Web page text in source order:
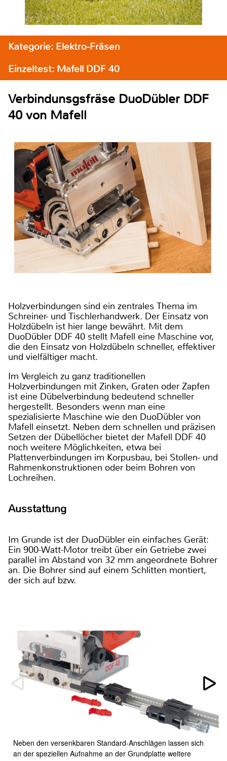
Kategorie: Elektro-Fräsen
Einzeltest: Mafell DDF 40
Verbindunsgsfräse DuoDübler DDF
40 von Mafell
Holzverbindungen sind ein zentrales Thema im
Schreiner- und Tischlerhandwerk. Der Einsatz von
Holzdübeln ist hier lange bewährt. Mit dem
DuoDübler DDF 40 stellt Mafell eine Maschine vor,
die den Einsatz von Holzdübeln schneller, effektiver
und vielfältiger macht.
Im Vergleich zu ganz traditionellen
Holzverbindungen mit Zinken, Graten oder Zapfen
ist eine Dübelverbindung bedeutend schneller
hergestellt. Besonders wenn man eine
spezialisierte Maschine wie den DuoDübler von
Mafell einsetzt. Neben dem schnellen und präzisen
Setzen der Dübellöcher bietet der Mafell DDF 40
noch weitere Möglichkeiten, etwa bei
Plattenverbindungen im Korpusbau, bei Stollen- und
Rahmenkonstruktionen oder beim Bohren von
Lochreihen.
Ausstattung
Im Grunde ist der DuoDübler ein einfaches Gerät:
Ein 900-Watt-Motor treibt über ein Getriebe zwei
parallel im Abstand von 32 mm angeordnete Bohrer
an. Die Bohrer sind auf einem Schlitten montiert,
der sich auf bzw.
Neben den versenkbaren Standard-Anschlägen lassen sich
an der speziellen Aufnahme an der Grundplatte weitere